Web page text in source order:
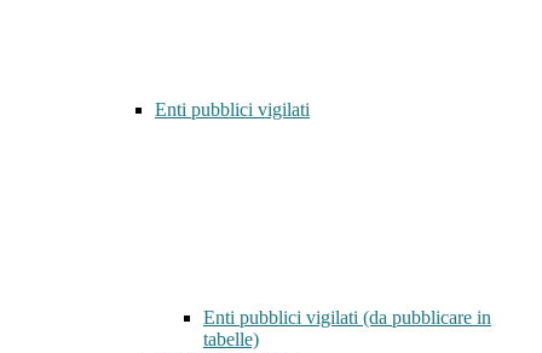
Enti pubblici vigilati
Enti pubblici vigilati (da pubblicare in
tabelle)